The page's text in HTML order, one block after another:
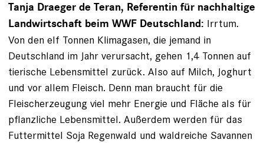
Tanja Draeger de Teran, Referentin für nachhaltige
Landwirtschaft beim WWF Deutschland: Irrtum.
Von den elf Tonnen ­Klimagasen, die jemand in
Deutschland im Jahr verursacht, gehen 1,4 Tonnen auf
tierische Lebensmittel zurück. Also auf Milch, Joghurt
und vor allem Fleisch. Denn man braucht für ­die
Fleisch­erzeugung viel mehr Energie und Fläche als für
pflanzliche Lebensmittel. Außerdem werden für das
Futtermittel Soja Regenwald und waldreiche Savannen